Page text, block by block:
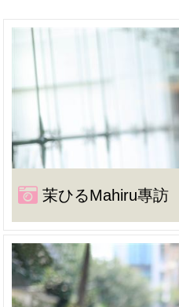
茉ひるMahiru專訪